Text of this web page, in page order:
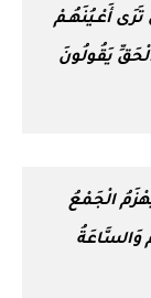
أَعْـيُنَهُـمْ
يَقُولُونَ
الْجَمْعُ
وَالسَّاعَةُ